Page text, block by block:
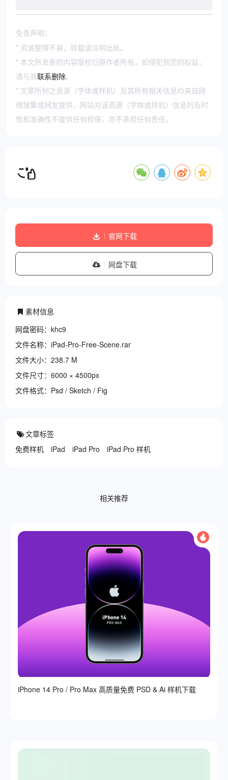
免责声明：
* 资源整理不易，转载请注明出处。
* 本文所发表的内容版权归原作者所有，如侵犯到您的权益，
请与我联系删除。
* 文章所列之资源（字体或样机）及其所有相关信息均来自网
络搜集或网友提供，网站对该资源（字体或样机）信息的及时
性和准确性不提供任何担保，亦不承担任何责任。
官网下载
网盘下载
素材信息
网盘密码：khc9
文件名称：iPad-Pro-Free-Scene.rar
文件大小：238.7 M
文件尺寸：6000 × 4500px
文件格式：Psd / Sketch / Fig
文章标签
免费样机
iPad iPad Pro iPad Pro 样机
相关推荐
iPhone 14 Pro / Pro Max 高质量免费 PSD & Ai 样机下载